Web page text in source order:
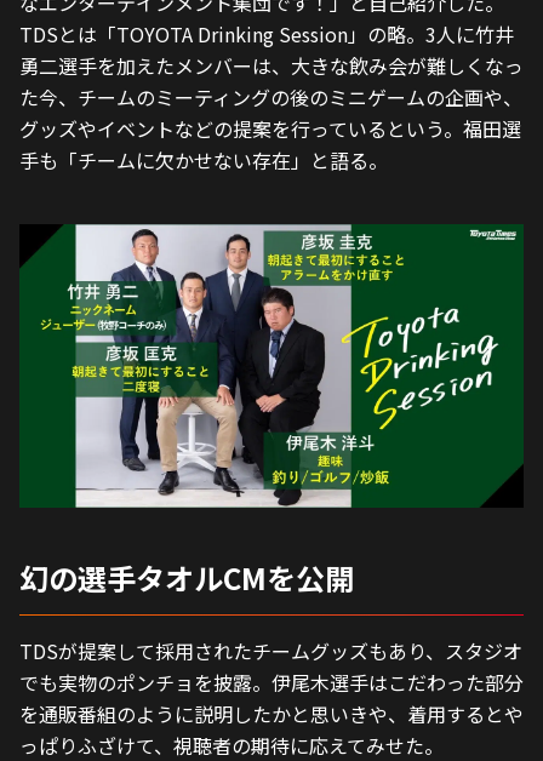
TDSとは「TOYOTA Drinking Session」の略。3人に竹井
勇二選手を加えたメンバーは、大きな飲み会が難しくなっ
た今、チームのミーティングの後のミニゲームの企画や、
グッズやイベントなどの提案を行っているという。福田選
手も「チームに欠かせない存在」と語る。
幻の選手タオルCMを公開
TDSが提案して採用されたチームグッズもあり、スタジオ
でも実物のポンチョを披露。伊尾木選手はこだわった部分
を通販番組のように説明したかと思いきや、着用するとや
っぱりふざけて、視聴者の期待に応えてみせた。